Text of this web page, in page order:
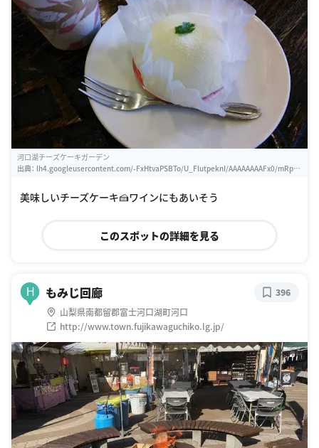
河口湖チーズケーキガーデン
出典： lh4.googleusercontent.com/-FxHtvaPSBTo/U_FlutpeknI/AAAAAAAAFx0/mRpeA
美味しいチーズケーキ🍰ワインにもあいそう
このスポットの詳細を見る
H もみじ回廊
山梨県南都留郡富士河口湖町河口
http://www.town.fujikawaguchiko.lg.jp/
396